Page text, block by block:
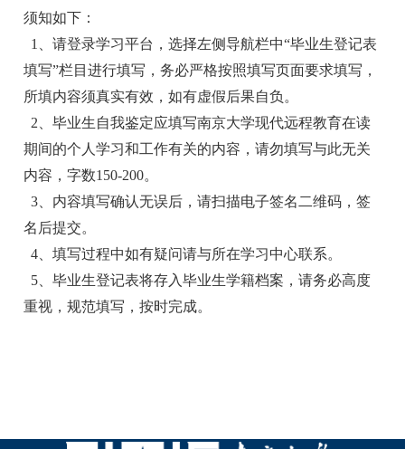
须知如下：
1、请登录学习平台，选择左侧导航栏中“毕业生登记表
填写”栏目进行填写，务必严格按照填写页面要求填写，
所填内容须真实有效，如有虚假后果自负。
2、毕业生自我鉴定应填写南京大学现代远程教育在读
期间的个人学习和工作有关的内容，请勿填写与此无关
内容，字数150-200。
3、内容填写确认无误后，请扫描电子签名二维码，签
名后提交。
4、填写过程中如有疑问请与所在学习中心联系。
5、毕业生登记表将存入毕业生学籍档案，请务必高度
重视，规范填写，按时完成。